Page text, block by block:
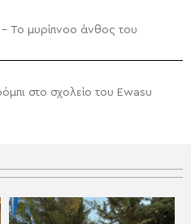
– Το μυρίπνοο άνθος του
στο σχολείο του Ewasu